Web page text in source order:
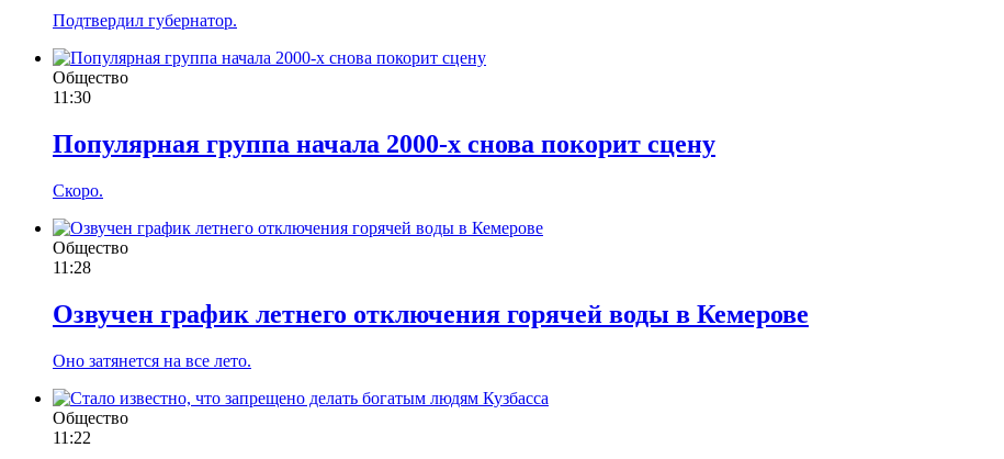
Подтвердил губернатор.
Общество
11:30
Популярная группа начала 2000-х снова покорит сцену
Скоро.
Общество
11:28
Озвучен график летнего отключения горячей воды в Кемерове
Оно затянется на все лето.
Общество
11:22